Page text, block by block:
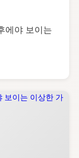
에야 보이는